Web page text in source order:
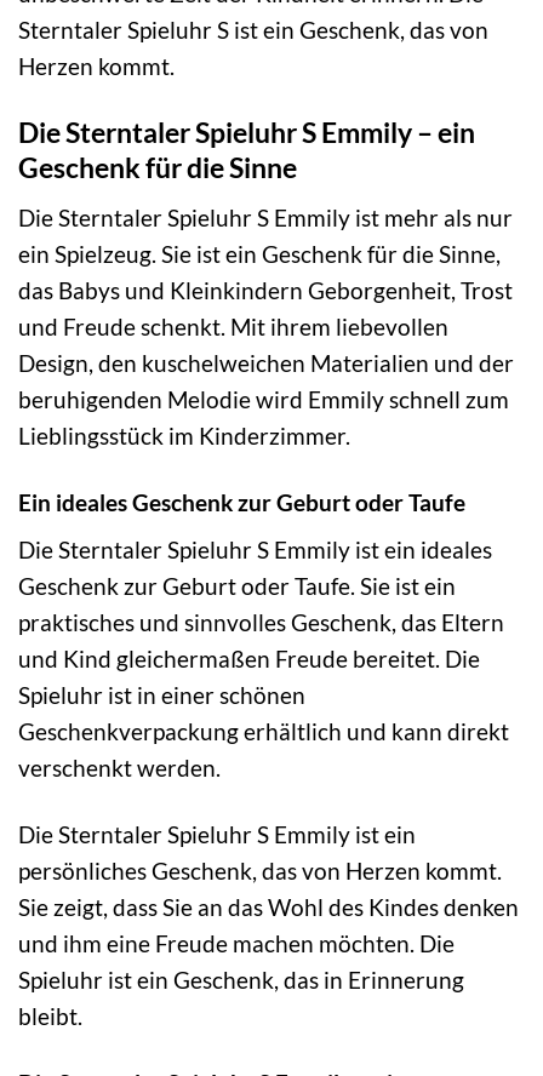
Sterntaler Spieluhr S ist ein Geschenk, das von
Herzen kommt.
Die Sterntaler Spieluhr S Emmily – ein
Geschenk für die Sinne
Die Sterntaler Spieluhr S Emmily ist mehr als nur
ein Spielzeug. Sie ist ein Geschenk für die Sinne,
das Babys und Kleinkindern Geborgenheit, Trost
und Freude schenkt. Mit ihrem liebevollen
Design, den kuschelweichen Materialien und der
beruhigenden Melodie wird Emmily schnell zum
Lieblingsstück im Kinderzimmer.
Ein ideales Geschenk zur Geburt oder Taufe
Die Sterntaler Spieluhr S Emmily ist ein ideales
Geschenk zur Geburt oder Taufe. Sie ist ein
praktisches und sinnvolles Geschenk, das Eltern
und Kind gleichermaßen Freude bereitet. Die
Spieluhr ist in einer schönen
Geschenkverpackung erhältlich und kann direkt
verschenkt werden.
Die Sterntaler Spieluhr S Emmily ist ein
persönliches Geschenk, das von Herzen kommt.
Sie zeigt, dass Sie an das Wohl des Kindes denken
und ihm eine Freude machen möchten. Die
Spieluhr ist ein Geschenk, das in Erinnerung
bleibt.